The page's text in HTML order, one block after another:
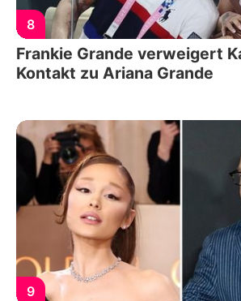
8
Frankie Grande verweigert
Kontakt zu Ariana Grande
9